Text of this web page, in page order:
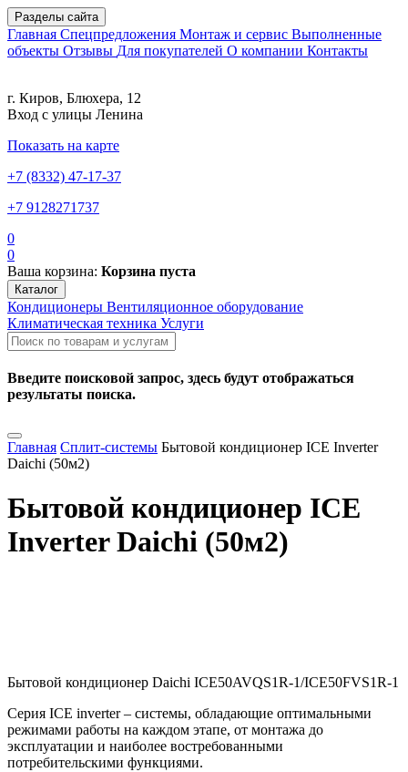
Разделы сайта
Главная Спецпредложения Монтаж и сервис Выполненные
объекты Отзывы Для покупателей О компании Контакты
г. Киров, Блюхера, 12
Вход с улицы Ленина
Показать на карте
+7 (8332) 47-17-37
+7 9128271737
0
0
Ваша корзина: Корзина пуста
Каталог
Кондиционеры Вентиляционное оборудование
Климатическая техника Услуги
Введите поисковой запрос, здесь будут отображаться
результаты поиска.
Главная Сплит-системы Бытовой кондиционер ICE Inverter
Daichi (50м2)
Бытовой кондиционер ICE
Inverter Daichi (50м2)
Бытовой кондиционер Daichi ICE50AVQS1R-1/ICE50FVS1R-1
Серия ICE inverter – системы, обладающие оптимальными
режимами работы на каждом этапе, от монтажа до
эксплуатации и наиболее востребованными
потребительскими функциями.